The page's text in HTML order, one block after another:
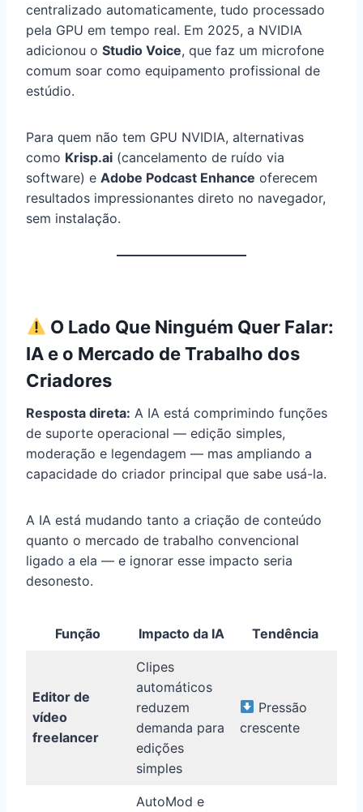
centralizado automaticamente, tudo processado
pela GPU em tempo real. Em 2025, a NVIDIA
adicionou o Studio Voice, que faz um microfone
comum soar como equipamento profissional de
estúdio.
Para quem não tem GPU NVIDIA, alternativas
como Krisp.ai (cancelamento de ruído via
software) e Adobe Podcast Enhance oferecem
resultados impressionantes direto no navegador,
sem instalação.
O Lado Que Ninguém Quer Falar:
IA e o Mercado de Trabalho dos
Criadores
Resposta direta: A IA está comprimindo funções
de suporte operacional — edição simples,
moderação e legendagem — mas ampliando a
capacidade do criador principal que sabe usá-la.
A IA está mudando tanto a criação de conteúdo
quanto o mercado de trabalho convencional
ligado a ela — e ignorar esse impacto seria
desonesto.
Função Impacto da IA Tendência
Editor de
vídeo
freelancer
Clipes
automáticos
reduzem
demanda para
edições
simples
Pressão
crescente
AutoMod e